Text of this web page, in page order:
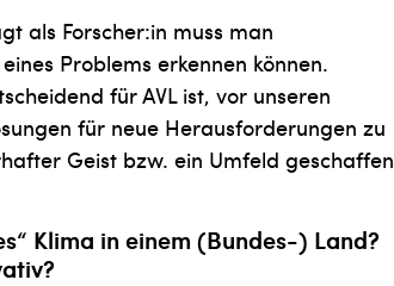
als Forscher:in muss man
Problems erkennen können.
für AVL ist, vor unseren
für neue Herausforderungen zu
Geist bzw. ein Umfeld geschaffen
Klima in einem (Bundes-) Land?